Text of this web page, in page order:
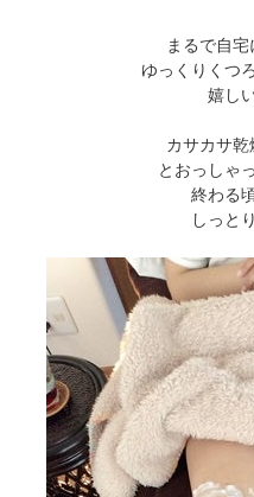
まるで自
ゆっくりくつ
嬉し
カサカサ乾
とおっしゃ
終わる
しっと